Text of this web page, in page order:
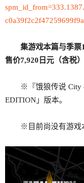
集游戏本篇与季票
售价7,920日元（含税）
※『饿狼传说 City
EDITION」版本。
※目前尚没有游戏